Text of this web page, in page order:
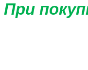
При